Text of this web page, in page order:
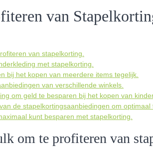
van
van stapelkorting.
met stapelkorting.
bij het kopen van meerdere items tegelijk.
van verschillende winkels.
om geld te besparen bij het kopen van
de stapelkortingsaanbiedingen om optimaal
kunt besparen met stapelkorting.
om te profiteren van